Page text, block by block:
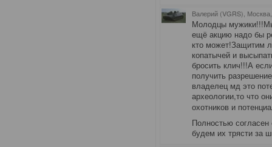
Валерий (VGRS), Москва
Молодцы
ещёакцию надо бы
кто может!Защитим
копатычей и
бросить клич!!!А
получить
владелец мд это
археологии,то что
охотников и
Полностью
будем их трясти за